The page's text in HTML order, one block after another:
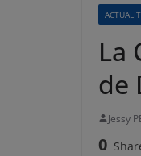
La
de
Jessy
0